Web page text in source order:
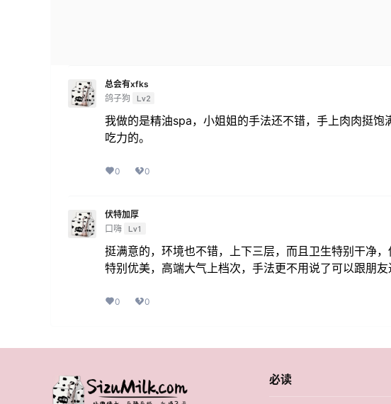
总会有xfks
鸽子狗
Lv2
我做的是精油spa，小姐姐的手法还不错，手上肉肉挺
吃力的。
0 0
伏特加厚
口嗨 Lv1
挺满意的，环境也不错，上下三层，而且卫生特别干净
特别优美，高端大气上档次，手法更不用说了可以跟朋
0 0
必读